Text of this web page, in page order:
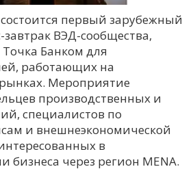
состоится первый зарубежный
ВЭД-сообщества,
Банком для
работающих на
Мероприятие
производственных и
специалистов по
и внешнеэкономической
в
бизнеса через регион MENA.